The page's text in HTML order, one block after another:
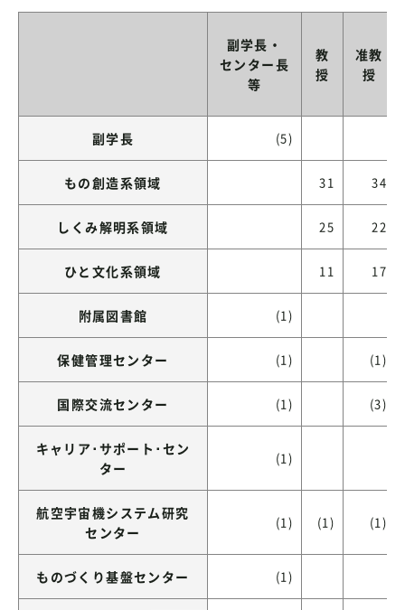
副学長・
センター長
等
教
授
准教
授
副学長 (5)
もの創造系領域 31 34
しくみ解明系領域 25 22
ひと文化系領域 11 17
附属図書館 (1)
保健管理センター (1) (1)
国際交流センター (1) (3)
キャリア･サポート･セン
ター
(1)
航空宇宙機システム研究
センター
(1) (1) (1)
ものづくり基盤センター (1)